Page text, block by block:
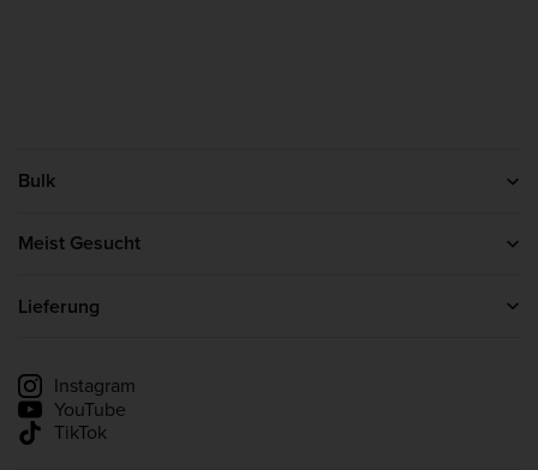
Bulk
Über uns
Meist Gesucht
Kreatin
Lieferung
Instagram
YouTube
TikTok